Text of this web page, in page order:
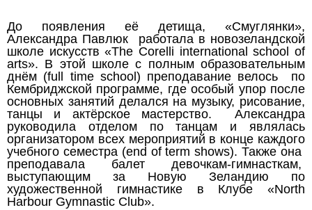
До появления её детища, «Смуглянки»,
Александра Павлюк работала в новозеландской
школе искусств «The Corelli international school of
arts». В этой школе с полным образовательным
днём (full time school) преподавание велось по
Кембриджской программе, где особый упор после
основных занятий делался на музыку, рисование,
танцы и актёрское мастерство. Александра
руководила отделом по танцам и являлась
организатором всех мероприятий в конце каждого
учебного семестра (end of term shows). Также она
преподавала балет девочкам-гимнасткам,
выступающим за Новую Зеландию по
художественной гимнастике в Клубе «North
Harbour Gymnastic Club».